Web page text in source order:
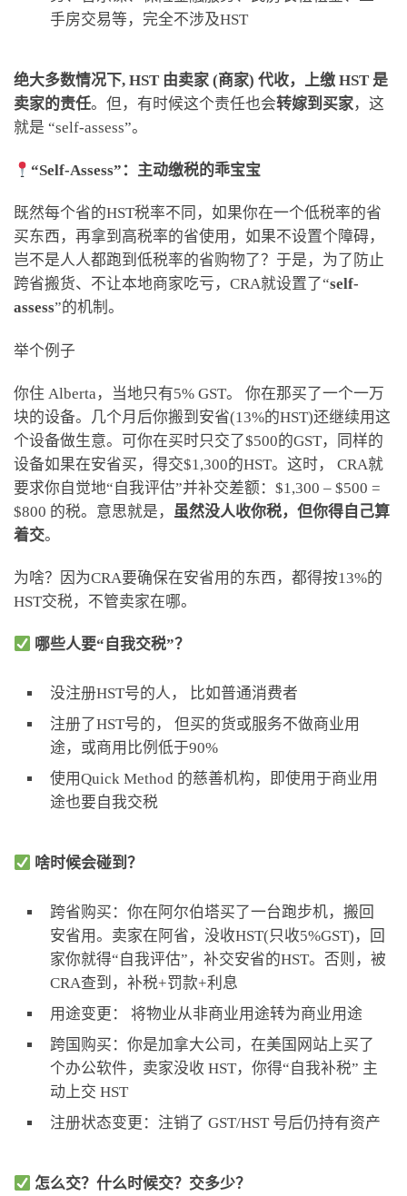
手房交易等，完全不涉及HST
绝大多数情况下, HST 由卖家 (商家) 代收，上缴 HST 是
卖家的责任。但，有时候这个责任也会转嫁到买家，这
就是 “self-assess”。
“Self-Assess”：主动缴税的乖宝宝
既然每个省的HST税率不同，如果你在一个低税率的省
买东西，再拿到高税率的省使用，如果不设置个障碍，
岂不是人人都跑到低税率的省购物了？于是，为了防止
跨省搬货、不让本地商家吃亏，CRA就设置了“self-
assess”的机制。
举个例子
你住 Alberta，当地只有5% GST。 你在那买了一个一万
块的设备。几个月后你搬到安省(13%的HST)还继续用这
个设备做生意。可你在买时只交了$500的GST，同样的
设备如果在安省买，得交$1,300的HST。这时， CRA就
要求你自觉地“自我评估”并补交差额：$1,300 – $500 =
$800 的税。意思就是，
虽然没人收你税，但你得自己算
着交。
为啥？因为CRA要确保在安省用的东西，都得按13%的
HST交税，不管卖家在哪。
哪些人要“自我交税”？
没注册HST号的人， 比如普通消费者
注册了HST号的， 但买的货或服务不做商业用
途，或商用比例低于90%
使用Quick Method 的慈善机构，即使用于商业用
途也要自我交税
啥时候会碰到？
跨省购买：你在阿尔伯塔买了一台跑步机，搬回
安省用。卖家在阿省，没收HST(只收5%GST)，回
家你就得“自我评估”，补交安省的HST。否则，被
CRA查到，补税+罚款+利息
用途变更： 将物业从非商业用途转为商业用途
跨国购买：你是加拿大公司，在美国网站上买了
个办公软件，卖家没收 HST，你得“自我补税” 主
动上交 HST
注册状态变更： 注销了 GST/HST 号后仍持有资产
怎么交？什么时候交？交多少？